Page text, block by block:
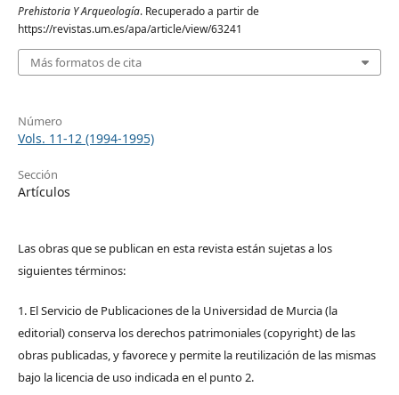
Prehistoria Y Arqueología. Recuperado a partir de
https://revistas.um.es/apa/article/view/63241
Más formatos de cita
Número
Vols. 11-12 (1994-1995)
Sección
Artículos
Las obras que se publican en esta revista están sujetas a los
siguientes términos:
1. El Servicio de Publicaciones de la Universidad de Murcia (la
editorial) conserva los derechos patrimoniales (copyright) de las
obras publicadas, y favorece y permite la reutilización de las mismas
bajo la licencia de uso indicada en el punto 2.